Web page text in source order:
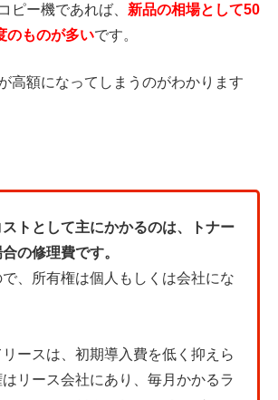
ピー機であれば、 新品の相場として50
のものが多いです。
高額になってしまうのがわかります
トとして主にかかるのは、トナー
の修理費です。
で、所有権は個人もしくは会社にな
ースは、初期導入費を低く抑えら
リース会社にあり、毎月かかるラ